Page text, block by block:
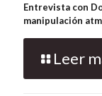
Entrevista con
manipulación
Leer